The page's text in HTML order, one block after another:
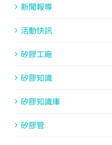
新聞報導
活動快訊
矽膠工廠
矽膠知識
矽膠知識庫
矽膠管